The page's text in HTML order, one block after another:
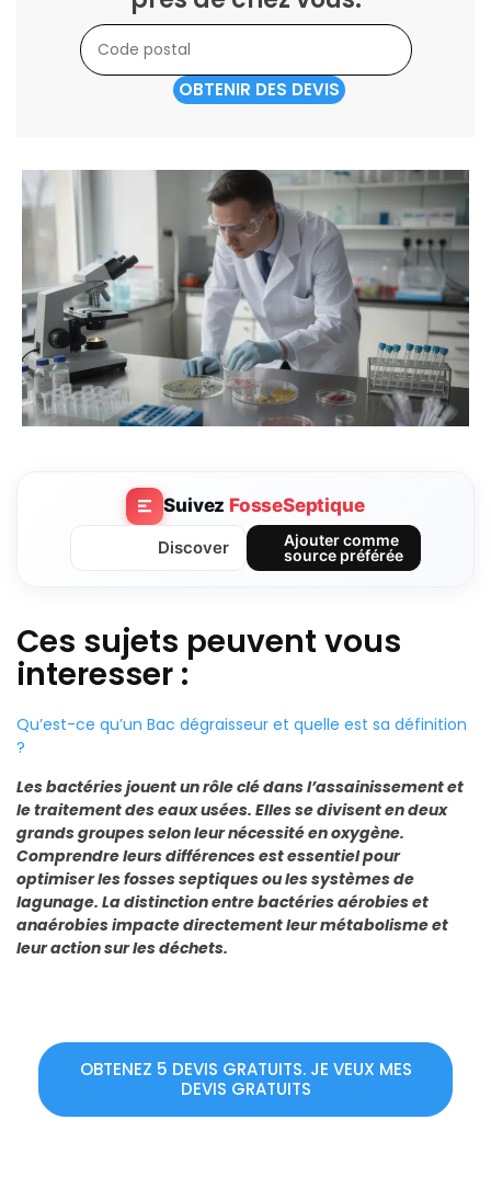
OBTENIR DES DEVIS
Suivez FosseSeptique
Discover
Ajouter comme
source préférée
Ces sujets peuvent vous
interesser :
Qu’est-ce qu’un Bac dégraisseur et quelle est sa définition
?
Les bactéries jouent un rôle clé dans l’assainissement et
le traitement des eaux usées. Elles se divisent en deux
grands groupes selon leur nécessité en oxygène.
Comprendre leurs différences est essentiel pour
optimiser les fosses septiques ou les systèmes de
lagunage. La distinction entre bactéries aérobies et
anaérobies impacte directement leur métabolisme et
leur action sur les déchets.
OBTENEZ 5 DEVIS GRATUITS. JE VEUX MES
DEVIS GRATUITS